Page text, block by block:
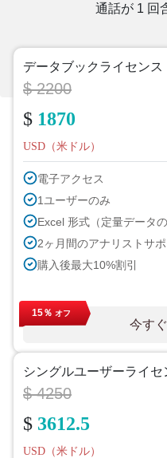
通話が 1 回
データブックライセンス
$ 2200
$ 1870
USD（米ドル）
電子アクセス
1ユーザーのみ
Excel 形式（定量データの
2ヶ月間のアナリストサポ
購入後最大10%割引
今す
15％ オフ
シングルユーザーライセ
$ 4250
$ 3612.5
USD（米ドル）